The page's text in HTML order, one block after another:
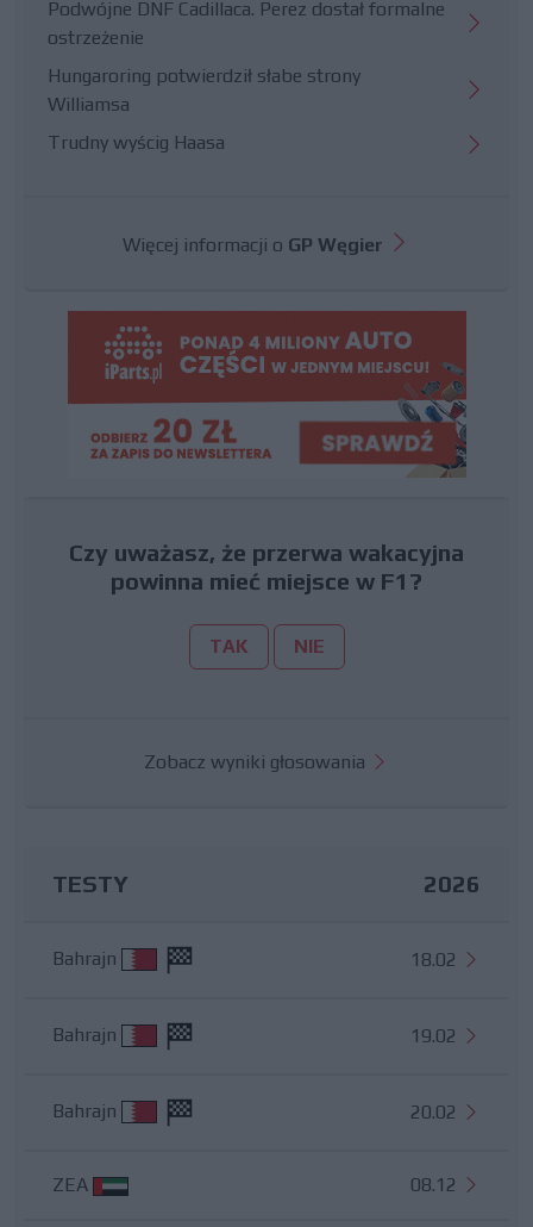
Podwójne DNF Cadillaca. Perez dostał formalne
ostrzeżenie
Hungaroring potwierdził słabe strony
Williamsa
Trudny wyścig Haasa
Więcej informacji o GP Węgier
Czy uważasz, że przerwa wakacyjna
powinna mieć miejsce w F1?
TAK NIE
Zobacz wyniki głosowania
TESTY 2026
Bahrajn 18.02
Bahrajn 19.02
Bahrajn 20.02
ZEA 08.12